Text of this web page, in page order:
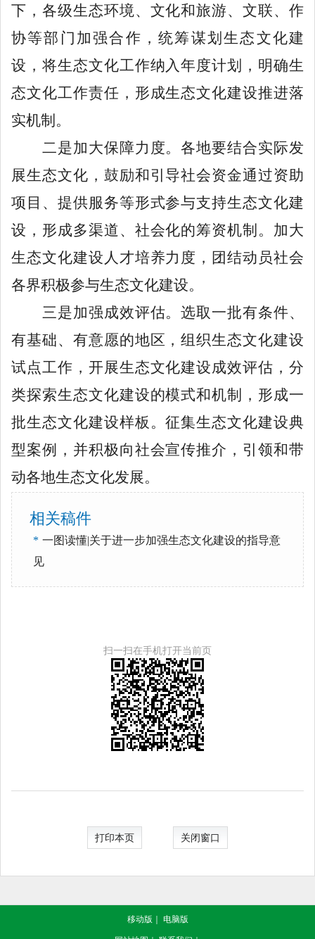
下，各级生态环境、文化和旅游、文联、作
协等部门加强合作，统筹谋划生态文化建
设，将生态文化工作纳入年度计划，明确生
态文化工作责任，形成生态文化建设推进落
实机制。
二是加大保障力度。各地要结合实际发
展生态文化，鼓励和引导社会资金通过资助
项目、提供服务等形式参与支持生态文化建
设，形成多渠道、社会化的筹资机制。加大
生态文化建设人才培养力度，团结动员社会
各界积极参与生态文化建设。
三是加强成效评估。选取一批有条件、
有基础、有意愿的地区，组织生态文化建设
试点工作，开展生态文化建设成效评估，分
类探索生态文化建设的模式和机制，形成一
批生态文化建设样板。征集生态文化建设典
型案例，并积极向社会宣传推介，引领和带
动各地生态文化发展。
相关稿件
* 一图读懂|关于进一步加强生态文化建设的指导意
见
扫一扫在手机打开当前页
打印本页 关闭窗口
移动版 ｜ 电脑版